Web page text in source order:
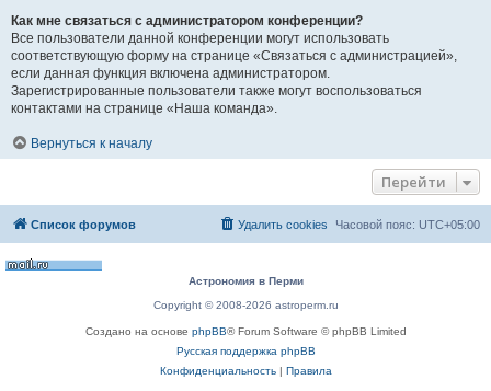
Как мне связаться с администратором конференции?
Все пользователи данной конференции могут использовать
соответствующую форму на странице «Связаться с администрацией»,
если данная функция включена администратором.
Зарегистрированные пользователи также могут воспользоваться
контактами на странице «Наша команда».
Вернуться к началу
Перейти
Список форумов Часовой пояс: UTC+05:00
Удалить cookies
Астрономия в Перми
Copyright © 2008-2026 astroperm.ru
Создано на основе phpBB® Forum Software © phpBB Limited
Русская поддержка phpBB
Конфиденциальность| Правила